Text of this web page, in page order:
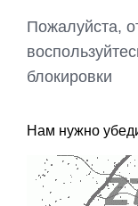
Пожалуйста,
блокировки
Нам нужно